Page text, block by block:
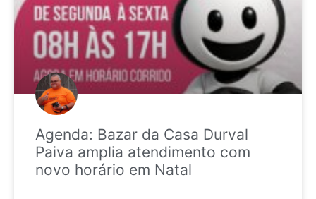
Agenda: Bazar da Casa Durval
Paiva amplia atendimento com
novo horário em Natal